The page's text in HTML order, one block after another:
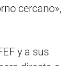
cercano»,
y a sus